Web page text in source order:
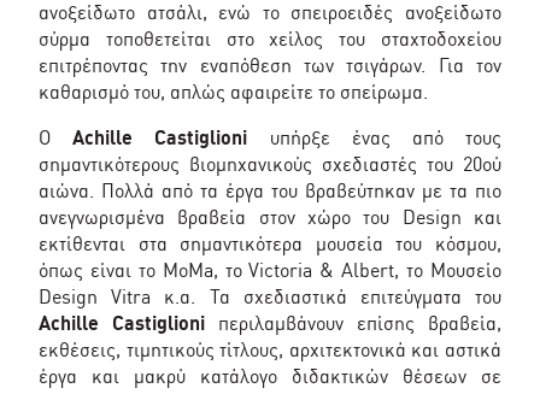
ανοξείδωτο ατσάλι, ενώ το σπειροειδές ανοξείδωτο
σύρμα τοποθετείται στο χείλος του σταχτοδοχείου
επιτρέποντας την εναπόθεση των τσιγάρων. Για τον
καθαρισμό του, απλώς αφαιρείτε το σπείρωμα.
OAchille Castiglioni υπήρξε ένας από τους
σημαντικότερους βιομηχανικούς σχεδιαστές του 20ού
αιώνα. Πολλά από τα έργα του βραβεύτηκαν με τα πιo
ανεγνωρισμένα βραβεία στον χώρο του Design και
εκτίθενται στα σημαντικότερα μουσεία του κόσμου,
όπως είναι το MoMa, το Victoria & Albert, το Μουσείο
Design Vitra κ.α. Τα σχεδιαστικά επιτεύγματα του
Achille Castiglioni περιλαμβάνουν επίσης βραβεία,
εκθέσεις, τιμητικούς τίτλους, αρχιτεκτονικά και αστικά
έργα και μακρύ κατάλογο διδακτικών θέσεων σε